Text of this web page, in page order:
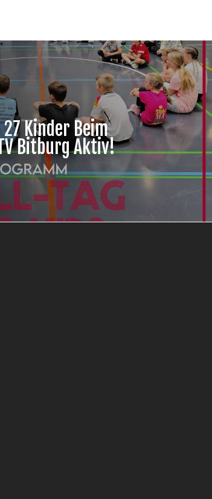
Kinder Beim
Bitburg Aktiv!